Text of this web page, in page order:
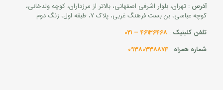
آدرس : تهران، بلوار اشرفی اصفهانی، بالاتر از مرزداران، کوچه ولدخانی،
کوچه عباسی، بن بست فرهنگ غربی، پلاک 7، طبقه اول، زنگ دوم
تلفن کلینیک :
46136468 – 021
شماره همراه :
09380338874